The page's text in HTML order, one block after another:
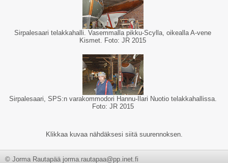
Sirpalesaari telakkahalli. Vasemmalla pikku-Scylla, oikealla A-vene
Kismet. Foto: JR 2015
Sirpalesaari, SPS:n varakommodori Hannu-Ilari Nuotio telakkahallissa.
Foto: JR 2015
Klikkaa kuvaa nähdäksesi siitä suurennoksen.
© Jorma Rautapää jorma.rautapaa@pp.inet.fi